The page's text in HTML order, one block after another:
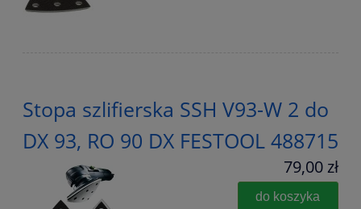
Stopa szlifierska SSH V93-W 2 do
DX 93, RO 90 DX FESTOOL 488715
79,00 zł
do koszyka